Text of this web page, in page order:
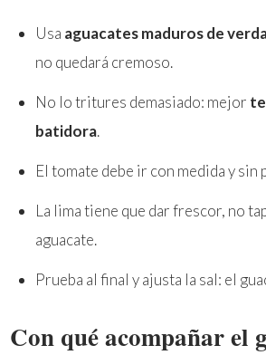
Usa aguacates maduros de
no quedará cremoso.
No lo tritures demasiado: mejor
batidora.
El tomate debe ir con medida y sin
La lima tiene que dar frescor, no
aguacate.
Prueba al final y ajusta la sal: el
Con qué acompañar el